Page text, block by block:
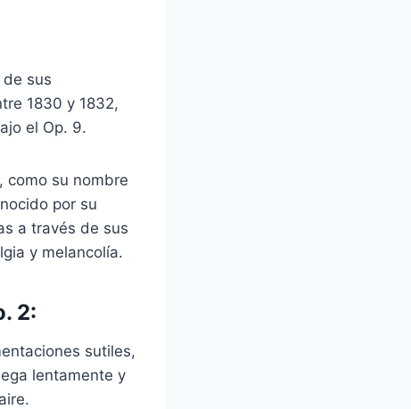
sus
1830 y 1832,
el Op. 9.
como su nombre
por su
a través de sus
y melancolía.
2:
sutiles,
lentamente y